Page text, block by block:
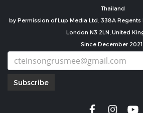
Thailand
by Permission of Lup Media Ltd. 338A Regents
London N3 2LN, United
Since December 2021.
Subscribe